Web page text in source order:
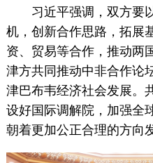
习近平强调，双方要
机，创新合作思路，拓展
资、贸易等合作，推动两
津方共同推动中非合作论
津巴布韦经济社会发展。
设好国际调解院，加强全
朝着更加公正合理的方向